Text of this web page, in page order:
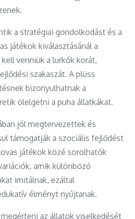
a stratégiai gondolkodást és a
játékok kiválasztásánál a
venniük a lurkók korát,
szakaszát. A plüss
bizonyulhatnak a
ölelgetni a puha állatkákat.
jól megtervezettek és
támogatják a szociális fejlődést
játékok közé sorolhatók
amik különböző
imitálnak, ezáltal
élményt nyújtanak.
az állatok viselkedését